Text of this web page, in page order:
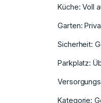
Küche: Voll
Garten:
Sicherheit:
Parkplatz:
Kategorie: